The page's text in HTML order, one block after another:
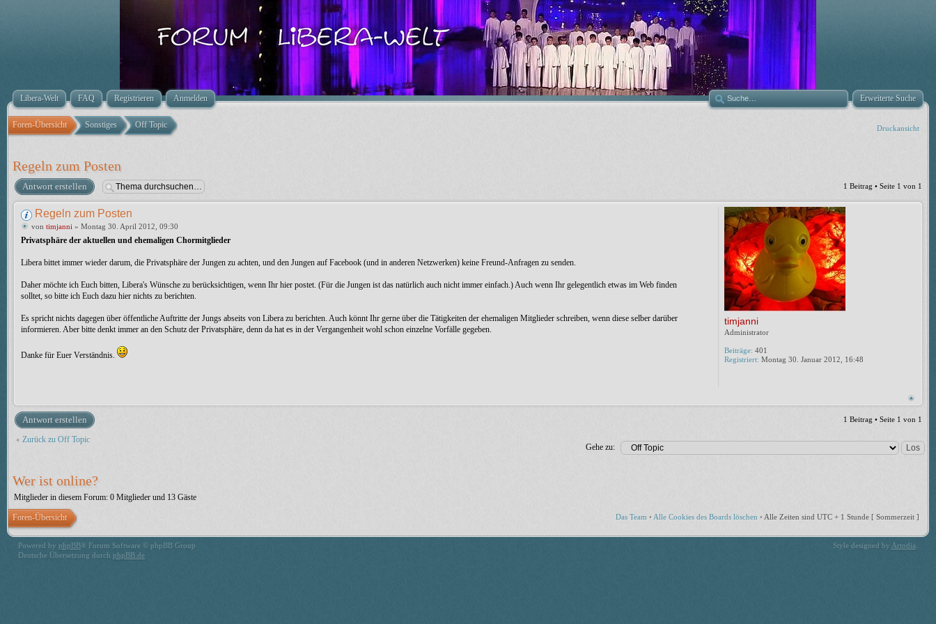
Erweiterte Suche
Libera-Welt FAQ Registrieren Anmelden
Druckansicht
Foren-Übersicht Sonstiges Off Topic
Regeln zum Posten
Antwort erstellen 1 Beitrag • Seite 1 von 1
Regeln zum Posten
von timjanni » Montag 30. April 2012, 09:30
Privatsphäre der aktuellen und ehemaligen Chormitglieder
Libera bittet immer wieder darum, die Privatsphäre der Jungen zu achten, und den Jungen auf Facebook (und in anderen Netzwerken) keine Freund-Anfragen zu senden.
Daher möchte ich Euch bitten, Libera's Wünsche zu berücksichtigen, wenn Ihr hier postet. (Für die Jungen ist das natürlich auch nicht immer einfach.) Auch wenn Ihr gelegentlich etwas im Web finden
solltet, so bitte ich Euch dazu hier nichts zu berichten.
Es spricht nichts dagegen über öffentliche Auftritte der Jungs abseits von Libera zu berichten. Auch könnt Ihr gerne über die Tätigkeiten der ehemaligen Mitglieder schreiben, wenn diese selber darüber
informieren. Aber bitte denkt immer an den Schutz der Privatsphäre, denn da hat es in der Vergangenheit wohl schon einzelne Vorfälle gegeben.
Danke für Euer Verständnis.
timjanni
Administrator
Beiträge: 401
Registriert: Montag 30. Januar 2012, 16:48
Antwort erstellen 1 Beitrag • Seite 1 von 1
Zurück zu Off Topic
Gehe zu:
Wer ist online?
Mitglieder in diesem Forum: 0 Mitglieder und 13 Gäste
Das Team • Alle Cookies des Boards löschen • Alle Zeiten sind UTC + 1 Stunde [ Sommerzeit ]
Foren-Übersicht
Powered by phpBB® Forum Software © phpBB Group
Deutsche Übersetzung durch phpBB.de
Style designed by Artodia